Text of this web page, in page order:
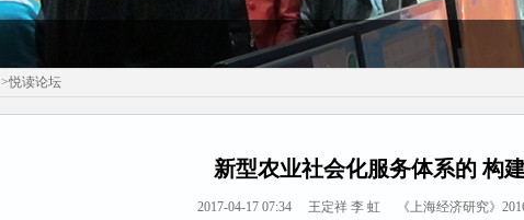
>悦读论坛
新型农业社会化服务体系的 构
2017-04-17 07:34 王定祥 李 虹 《上海经济研究》